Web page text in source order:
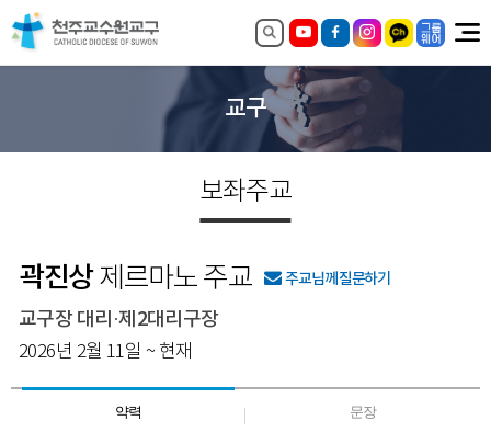
교구
보좌주교
곽진상제르마노 주교 주교님께 질문하기
교구장 대리·제2대리구장
2026년 2월 11일 ~ 현재
약력 문장